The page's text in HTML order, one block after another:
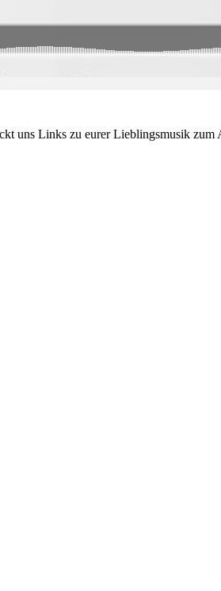
uns Links zu eurer Lieblingsmusik